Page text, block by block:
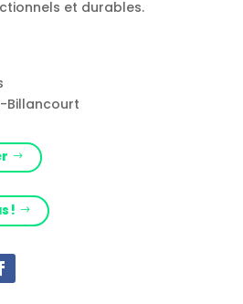
et durables.
Billancourt
!